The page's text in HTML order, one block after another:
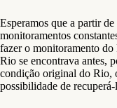
Esperamos que a partir
monitoramentos
fazer o monitoramento
Rio se encontrava antes,
condição original do Rio,
possibilidade de